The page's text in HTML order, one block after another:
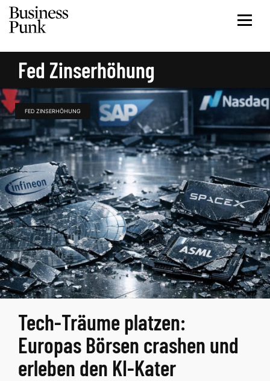
Fed Zinserhöhung
FED ZINSERHÖHUNG
Tech-Träume platzen:
Europas Börsen crashen und
erleben den KI-Kater